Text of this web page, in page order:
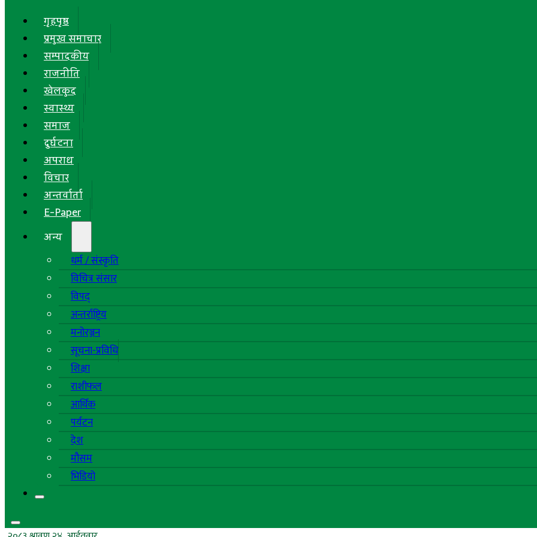
गृहपृष्ठ
प्रमुख समाचार
सम्पादकीय
राजनीति
खेलकुद
स्वास्थ्य
समाज
दुर्घटना
अपराध
विचार
अन्तर्वार्ता
E-Paper
अन्य
धर्म / संस्कृति
विचित्र संसार
विपद्
अन्तर्राष्ट्रिय
मनोरञ्जन
सूचना-प्रविधि
शिक्षा
राशीफल
आर्थिक
पर्यटन
देश
मौसम
भिडियो